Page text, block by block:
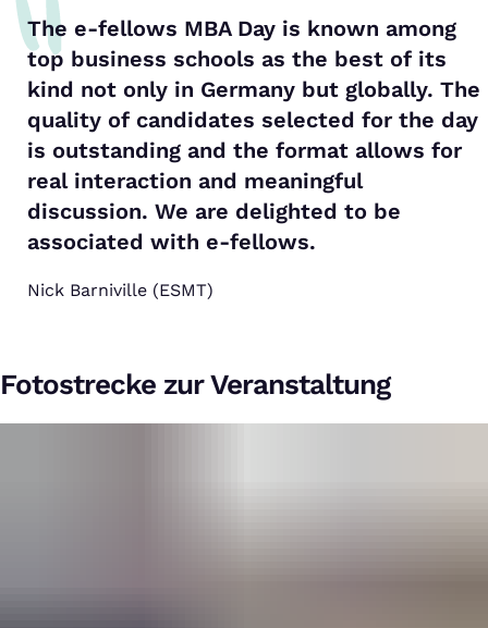
The e-fellows MBA Day is known among
top business schools as the best of its
kind not only in Germany but globally. The
quality of candidates selected for the day
is outstanding and the format allows for
real interaction and meaningful
discussion. We are delighted to be
associated with e-fellows.
Nick Barniville (ESMT)
Fotostrecke zur Veranstaltung